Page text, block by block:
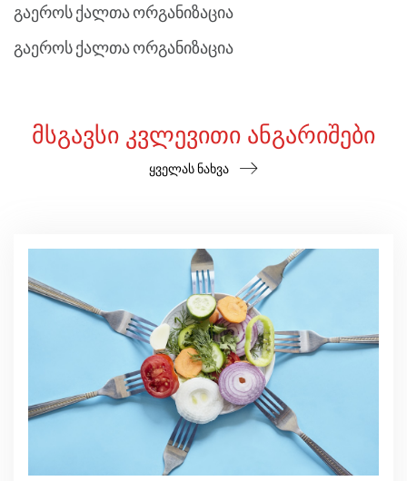
გაეროს ქალთა ორგანიზაცია
გაეროს ქალთა ორგანიზაცია
ᲛᲡᲒᲐᲕᲡᲘ ᲙᲕᲚᲔᲕᲘᲗᲘ ᲐᲜᲒᲐᲠᲘᲨᲔᲑᲘ
ყველას ნახვა